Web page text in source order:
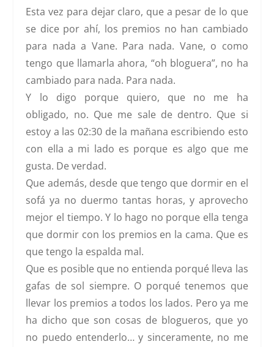
Esta vez para dejar claro, que a pesar de lo que
se dice por ahí, los premios no han cambiado
para nada a Vane. Para nada. Vane, o como
tengo que llamarla ahora, “oh bloguera”, no ha
cambiado para nada. Para nada.
Y lo digo porque quiero, que no me ha
obligado, no. Que me sale de dentro. Que si
estoy a las 02:30 de la mañana escribiendo esto
con ella a mi lado es porque es algo que me
gusta. De verdad.
Que además, desde que tengo que dormir en el
sofá ya no duermo tantas horas, y aprovecho
mejor el tiempo. Y lo hago no porque ella tenga
que dormir con los premios en la cama. Que es
que tengo la espalda mal.
Que es posible que no entienda porqué lleva las
gafas de sol siempre. O porqué tenemos que
llevar los premios a todos los lados. Pero ya me
ha dicho que son cosas de blogueros, que yo
no puedo entenderlo… y sinceramente, no me